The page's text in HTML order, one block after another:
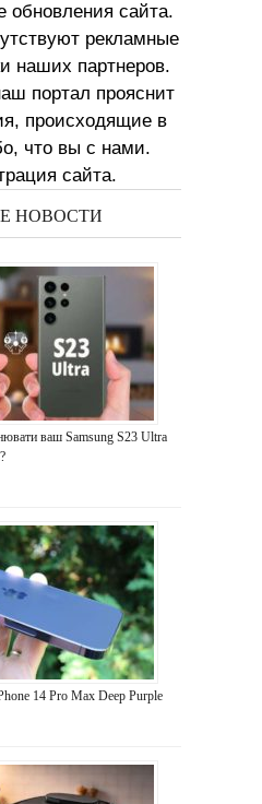
обновления сайта.
рекламные
наших партнеров.
портал прояснит
происходящие в
что вы с нами.
сайта.
НОВОСТИ
ваш Samsung S23 Ultra
14 Pro Max Deep Purple